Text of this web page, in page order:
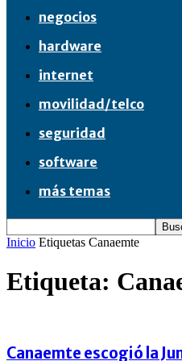
negocios
hardware
internet
movilidad/telco
seguridad
software
más temas
Inicio Etiquetas Canaemte
Etiqueta:
Canaemte escogió la